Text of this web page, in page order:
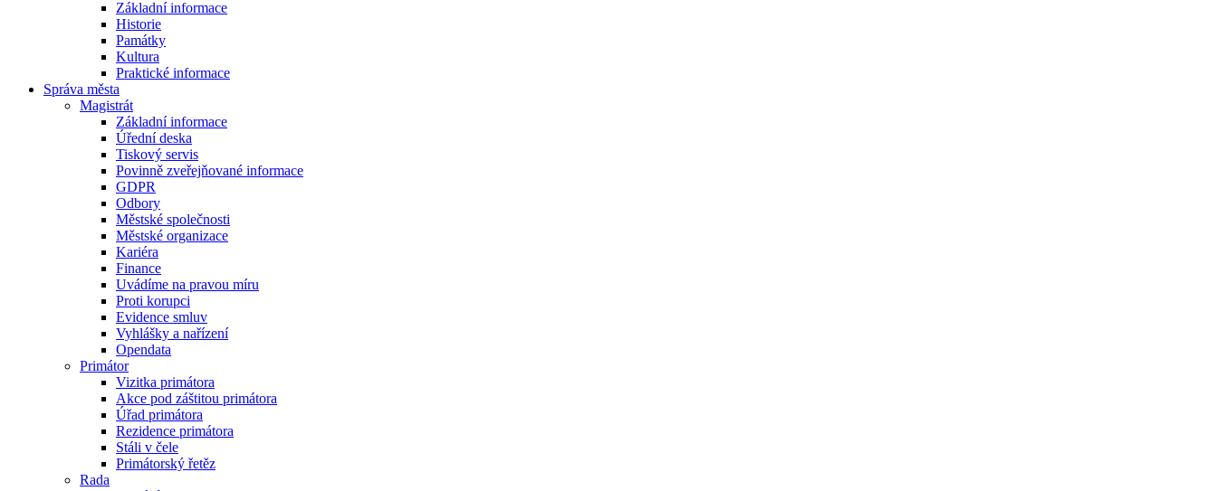
Základní informace
Historie
Památky
Kultura
Praktické informace
Správa města
Magistrát
Základní informace
Úřední deska
Tiskový servis
Povinně zveřejňované informace
GDPR
Odbory
Městské společnosti
Městské organizace
Kariéra
Finance
Uvádíme na pravou míru
Proti korupci
Evidence smluv
Vyhlášky a nařízení
Opendata
Primátor
Vizitka primátora
Akce pod záštitou primátora
Úřad primátora
Rezidence primátora
Stáli v čele
Primátorský řetěz
Rada